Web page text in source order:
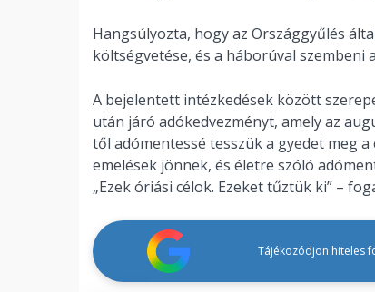
Hangsúlyozta, hogy az Országgyűlés
költségvetése, és a háborúval szembeni
A bejelentett intézkedések között
után járó adókedvezményt, amely az
től adómentessé tesszük a gyedet meg
emelések jönnek, és életre szóló
„Ezek óriási célok. Ezeket tűztük ki” –
Tájékozódjon hiteles